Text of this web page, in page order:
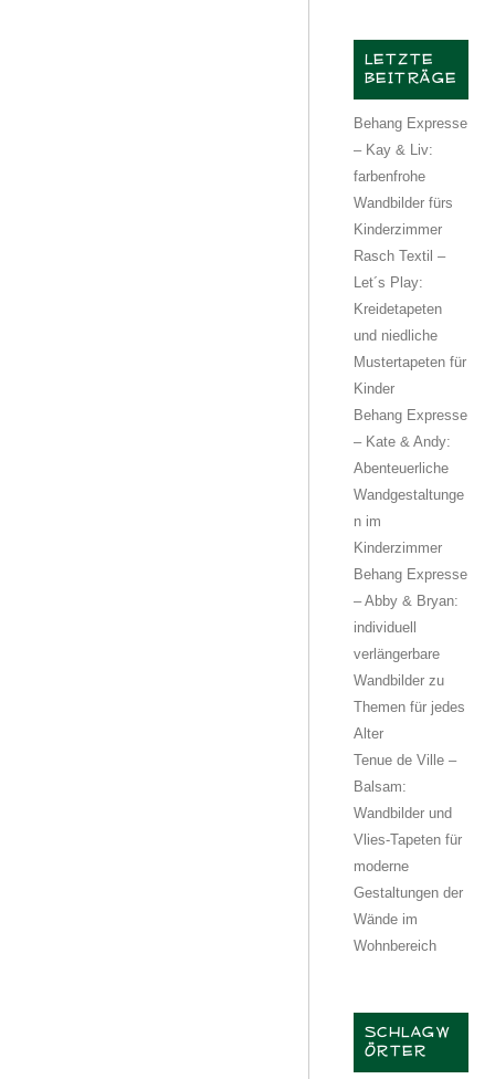
LETZTE
BEITRÄGE
Behang Expresse
– Kay & Liv:
farbenfrohe
Wandbilder fürs
Kinderzimmer
Rasch Textil –
Let´s Play:
Kreidetapeten
und niedliche
Mustertapeten für
Kinder
Behang Expresse
– Kate & Andy:
Abenteuerliche
Wandgestaltunge
n im
Kinderzimmer
Behang Expresse
– Abby & Bryan:
individuell
verlängerbare
Wandbilder zu
Themen für jedes
Alter
Tenue de Ville –
Balsam:
Wandbilder und
Vlies-Tapeten für
moderne
Gestaltungen der
Wände im
Wohnbereich
SCHLAGW
ÖRTER